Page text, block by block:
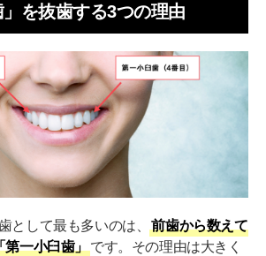
」を抜歯する3つの理由
として最も多いのは、
前歯から数えて
一小臼歯」
です。その理由は大きく